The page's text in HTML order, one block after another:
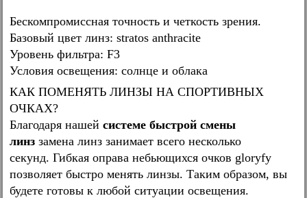
Бескомпромиссная точность и четкость зрения.
Базовый цвет линз: stratos anthracite
Уровень фильтра: F3
Условия освещения: солнце и облака
КАК ПОМЕНЯТЬ ЛИНЗЫ НА СПОРТИВНЫХ
ОЧКАХ?
Благодаря нашей системе быстрой смены
линз замена линз занимает всего несколько
секунд. Гибкая оправа небьющихся очков gloryfy
позволяет быстро менять линзы. Таким образом, вы
будете готовы к любой ситуации освещения.